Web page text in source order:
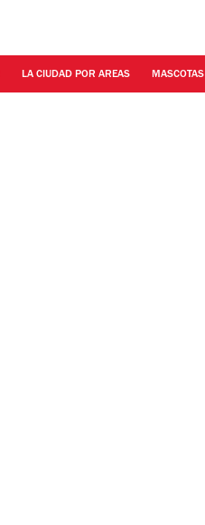
LA CIUDAD POR AREAS MASCOTAS